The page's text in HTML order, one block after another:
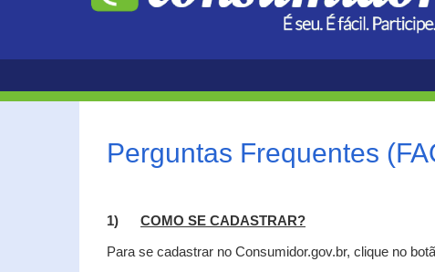
Perguntas Frequentes
1) COMO SE CADASTRAR?
Para se cadastrar no Consumidor.gov.br, clique no